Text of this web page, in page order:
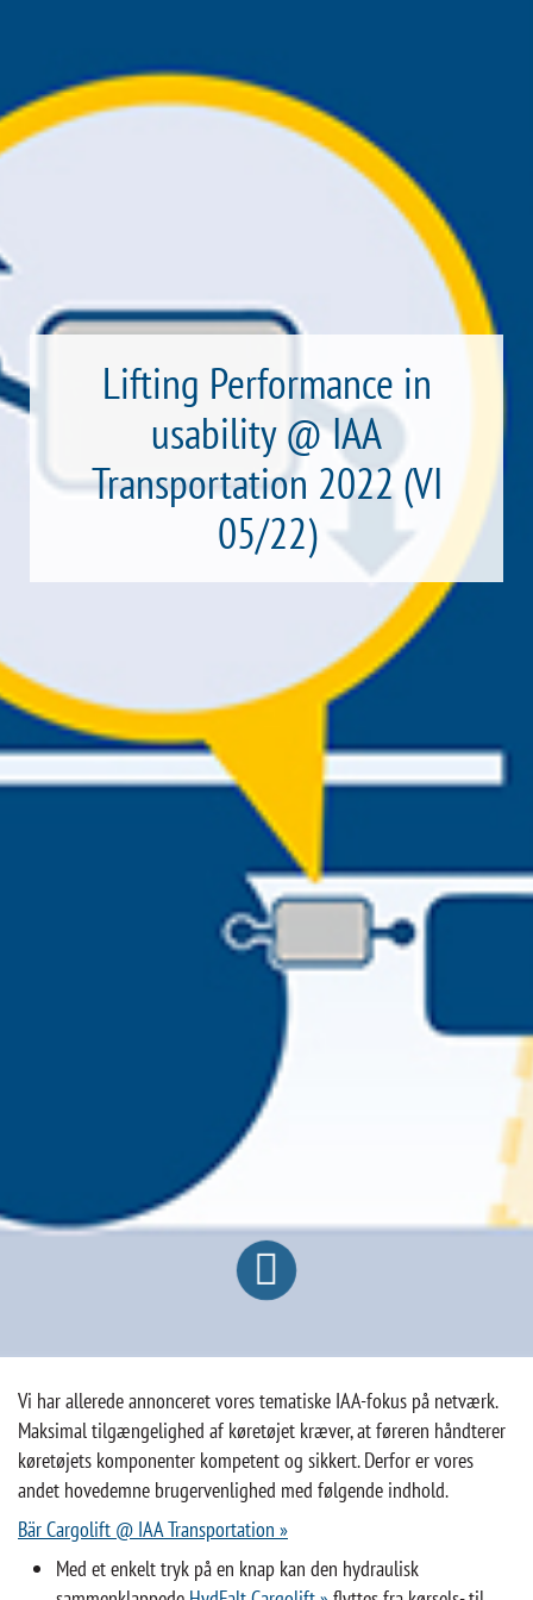
Lifting Performance in
usability @ IAA
Transportation 2022 (VI
05/22)
Vi har allerede annonceret vores tematiske IAA-fokus på netværk.
Maksimal tilgængelighed af køretøjet kræver, at føreren håndterer
køretøjets komponenter kompetent og sikkert. Derfor er vores
andet hovedemne brugervenlighed med følgende indhold.
Bär Cargolift @ IAA Transportation »
Med et enkelt tryk på en knap kan den hydraulisk